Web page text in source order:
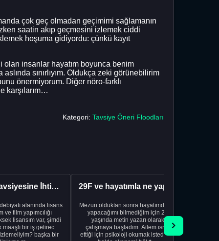
çok geç olmadan geçimimi sağlamanın
saatin akıp geçmesini izlemek ciddi
hoşuma gidiyordu: çünkü kayıt
insanlar hayatım boyunca benim
sınırlıyım. Oldukça zeki görünebilirim
önermiyorum. Diğer nöro-farklı
karşılarım…
Kategori: Tavsiye Öneri Floodları
Kariyer Tavsiyesine İhtiyacınız Var
alanında lisans
ve film yapımcılığı
lisansım var, şimdi
maaşlı bir iş getirecek
başka bir
Mezun olduktan sonra hayatımda ne
yapacağımı bilmediğim için 20
yaşında metin yazarı olarak
çalışmaya başladım. Ailem ısrar
ettiği için psikoloji okumak istediğim